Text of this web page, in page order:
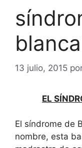
13 julio, 2015
EL
El síndrome de
nombre, esta